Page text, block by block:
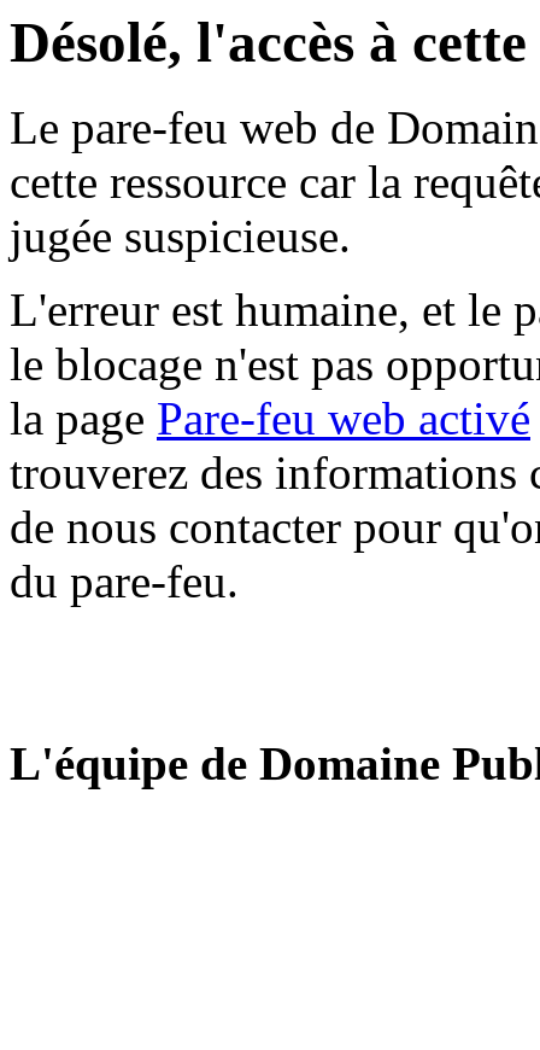
Désolé, l'accès à
Le pare-feu web de
cette ressource car la
jugée suspicieuse.
L'erreur est humaine, et le
le blocage n'est pas
la page Pare-feu web activé
trouverez des informations
de nous contacter pour
du pare-feu.
L'équipe de Domaine